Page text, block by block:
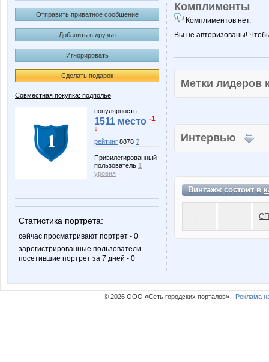
Отправить приватное сообщение
Добавить в друзья
Игнорировать
Сделать подарок
Совместная покупка: подполье
популярность:
1511 место -1
↓
рейтинг 8878 ?
Привилегированный
пользователь 1
уровня
Статистика портрета:
сейчас просматривают портрет - 0
зарегистрированные пользователи
посетившие портрет за 7 дней - 0
Комплименты
Комплиментов нет.
Вы не авторизованы!
Метки
Интервью
Винтажж состоит в
© 2026 ООО «Сеть городских порталов» · Реклама